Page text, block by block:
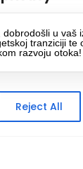
your
or content,
All", you
Reject All
Pokreta
dobrodošli u vaš
tranziciji te
razvoju otoka!